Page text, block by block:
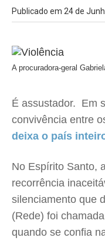
Publicado em 24 de
A procuradora-geral
É assustador. Em
convivência entre
deixa o país
No Espírito Santo,
recorrência
silenciamento que
(Rede) foi
quando se confia